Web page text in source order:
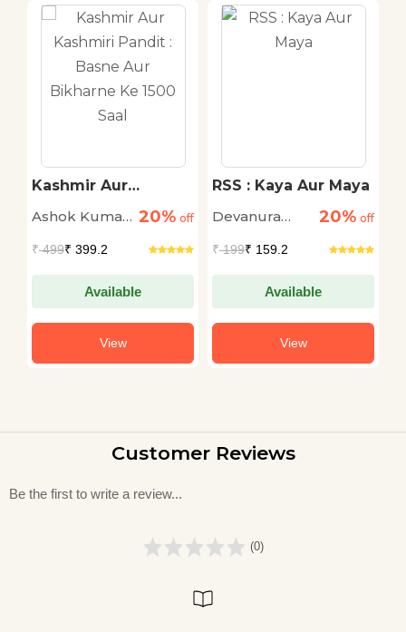
Kashmir Aur
Basne Aur Bikharne
Ashok Kumar
20% off
₹499₹ 399.2
Available
View
RSS : Kaya Aur Maya
Devanura
20% off
₹199₹ 159.2
Available
View
Customer Reviews
Be the first to write a review...
(0)